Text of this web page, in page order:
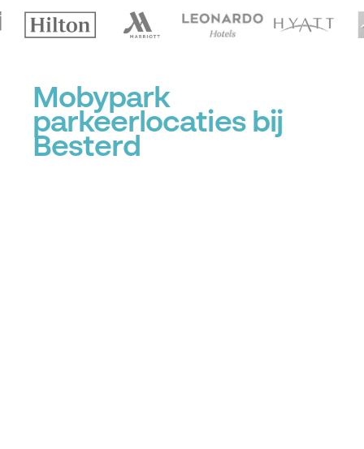
Mobypark
parkeerlocaties bij
Besterd